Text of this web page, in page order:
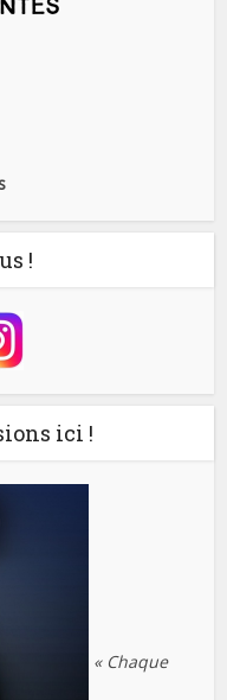
!
ici !
« Chaque